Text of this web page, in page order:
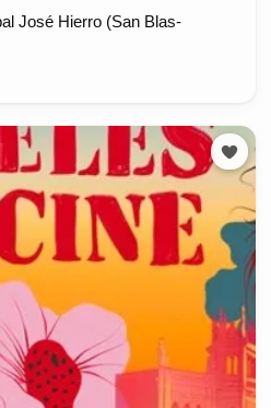
José Hierro (San Blas-